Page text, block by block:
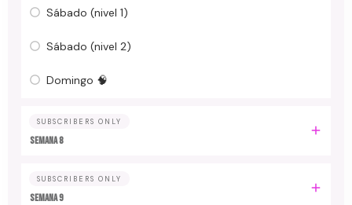
Sábado (nivel 1)
Sábado (nivel 2)
Domingo 🧠
SUBSCRIBERS ONLY
Semana 8
SUBSCRIBERS ONLY
Semana 9